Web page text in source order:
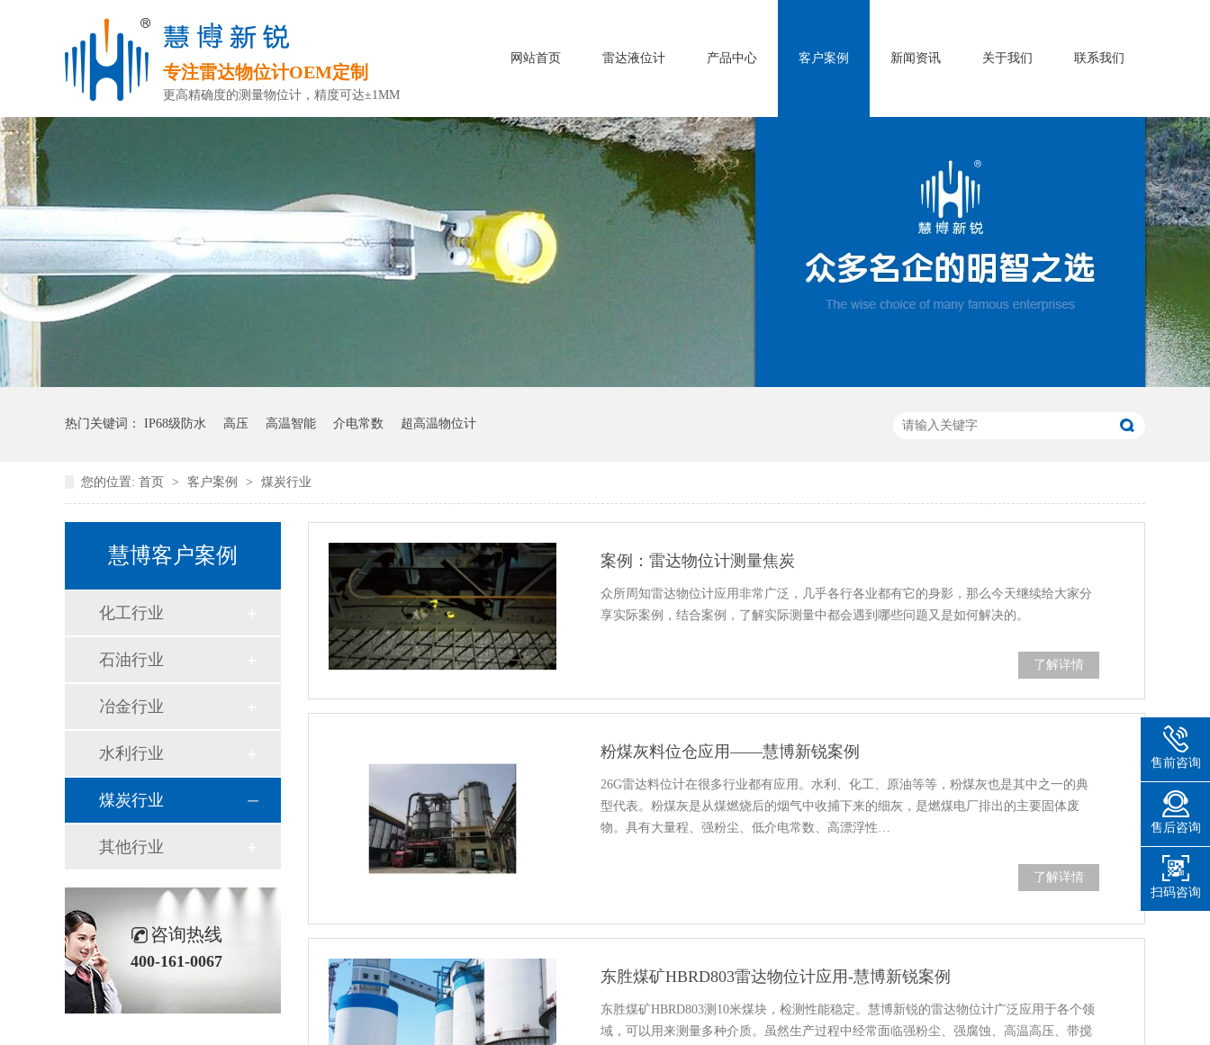
专注雷达物位计OEM定制
更高精确度的测量物位计，精度可达±1MM
网站首页 雷达液位计 产品中心 客户案例 新闻资讯 关于我们 联系我们
热门关键词： IP68级防水 高压 高温智能 介电常数 超高温物位计
您的位置: 首页 > 客户案例 > 煤炭行业
慧博客户案例
化工行业
石油行业
冶金行业
水利行业
煤炭行业
其他行业
咨询热线
400-161-0067
案例：雷达物位计测量焦炭
众所周知雷达物位计应用非常广泛，几乎各行各业都有它的身影，那么今天继续给大家分
享实际案例，结合案例，了解实际测量中都会遇到哪些问题又是如何解决的。
了解详情
粉煤灰料位仓应用——慧博新锐案例
26G雷达料位计在很多行业都有应用。水利、化工、原油等等，粉煤灰也是其中之一的典
型代表。粉煤灰是从煤燃烧后的烟气中收捕下来的细灰，是燃煤电厂排出的主要固体废
物。具有大量程、强粉尘、低介电常数、高漂浮性…
了解详情
东胜煤矿HBRD803雷达物位计应用-慧博新锐案例
东胜煤矿HBRD803测10米煤块，检测性能稳定。慧博新锐的雷达物位计广泛应用于各个领
域，可以用来测量多种介质。虽然生产过程中经常面临强粉尘、强腐蚀、高温高压、带搅
售前咨询
售后咨询
扫码咨询